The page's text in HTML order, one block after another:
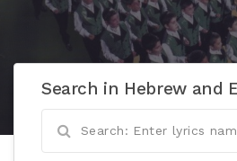
Search in Hebrew and